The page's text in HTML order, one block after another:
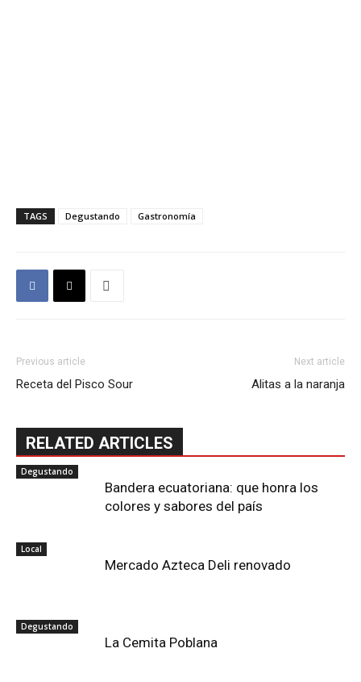
TAGS Degustando Gastronomía
Previous article
Receta del Pisco Sour
Next article
Alitas a la naranja
RELATED ARTICLES
Degustando
Bandera ecuatoriana: que honra los
colores y sabores del país
Local
Mercado Azteca Deli renovado
Degustando
La Cemita Poblana